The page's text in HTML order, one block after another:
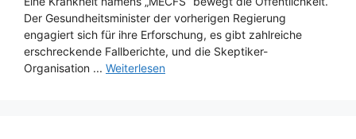
Der Gesundheitsminister der vorherigen Regierung
engagiert sich für ihre Erforschung, es gibt zahlreiche
erschreckende Fallberichte, und die Skeptiker-
Organisation ... Weiterlesen